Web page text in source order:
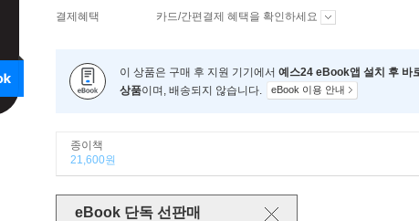
결제혜택 카드/간편결제 혜택을 확인하세요
이 상품은 구매 후 지원 기기에서 예스24 eBook앱 설치 후 바
상품이며, 배송되지 않습니다. eBook 이용 안내
종이책
21,600원
eBook 단독 선판매